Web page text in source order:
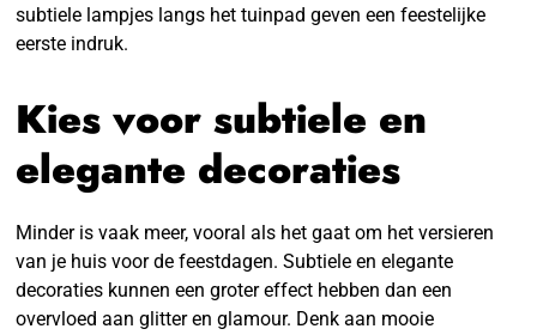
subtiele lampjes langs het tuinpad geven een feestelijke
eerste indruk.
Kies voor subtiele en
elegante decoraties
Minder is vaak meer, vooral als het gaat om het versieren
van je huis voor de feestdagen. Subtiele en elegante
decoraties kunnen een groter effect hebben dan een
overvloed aan glitter en glamour. Denk aan mooie